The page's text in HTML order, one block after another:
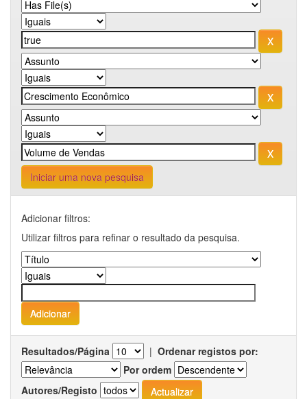
Iniciar uma nova pesquisa
Adicionar filtros:
Utilizar filtros para refinar o resultado da pesquisa.
Resultados/Página | Ordenar registos por:
Por ordem
Autores/Registo